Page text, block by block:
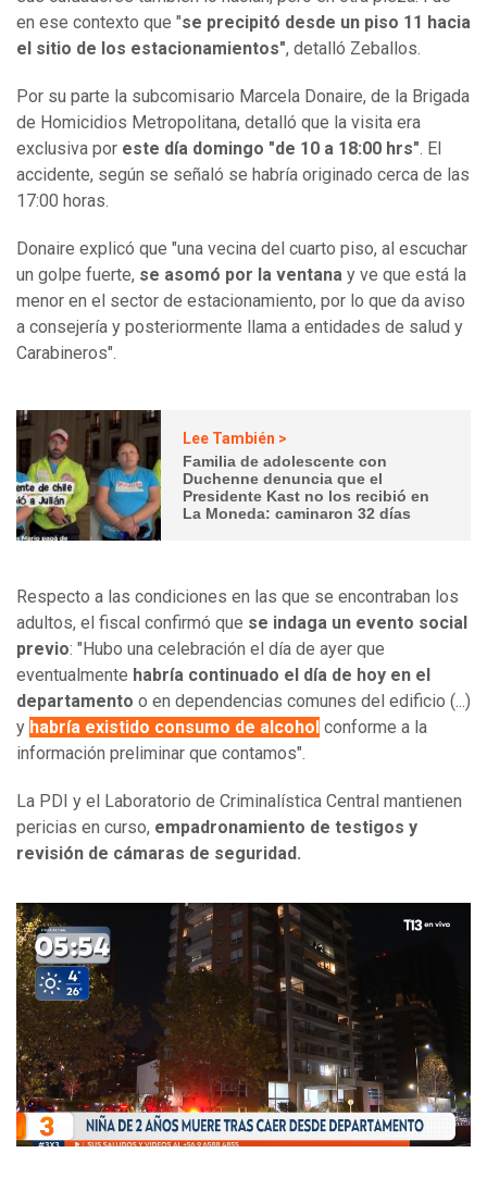
en ese contexto que "se precipitó desde un piso 11 hacia
el sitio de los estacionamientos", detalló Zeballos.
Por su parte la subcomisario Marcela Donaire, de la Brigada
de Homicidios Metropolitana, detalló que la visita era
exclusiva por este día domingo "de 10 a 18:00 hrs". El
accidente, según se señaló se habría originado cerca de las
17:00 horas.
Donaire explicó que "una vecina del cuarto piso, al escuchar
un golpe fuerte, se asomó por la ventana y ve que está la
menor en el sector de estacionamiento, por lo que da aviso
a consejería y posteriormente llama a entidades de salud y
Carabineros".
Lee También >
Familia de adolescente con
Duchenne denuncia que el
Presidente Kast no los recibió en
La Moneda: caminaron 32 días
Respecto a las condiciones en las que se encontraban los
adultos, el fiscal confirmó que se indaga un evento social
previo: "Hubo una celebración el día de ayer que
eventualmente habría continuado el día de hoy en el
departamento o en dependencias comunes del edificio (...)
y habría existido consumo de alcohol conforme a la
información preliminar que contamos".
La PDI y el Laboratorio de Criminalística Central mantienen
pericias en curso, empadronamiento de testigos y
revisión de cámaras de seguridad.